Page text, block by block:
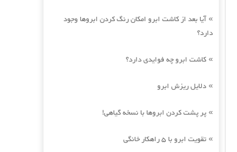
»آیا بعد از کاشت ابرو امکان رنگ کردن ابروها وجود
دارد؟
» کاشت ابرو چه فوایدی دارد؟
» دلایل ریزش ابرو
» پر پشت کردن ابروها با نسخه گیاهی!
» تقویت ابرو با 5 راهکار خانگی